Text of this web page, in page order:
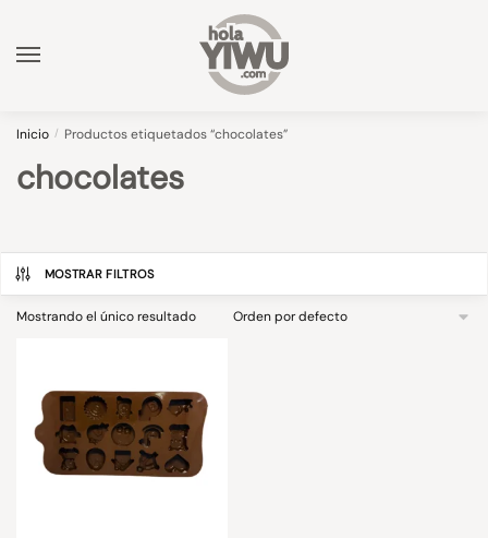
navigation
content
Inicio / Productos etiquetados “chocolates”
chocolates
MOSTRAR FILTROS
Mostrando el único resultado